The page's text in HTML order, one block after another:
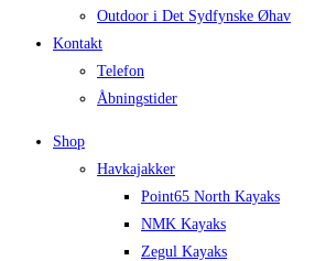
Outdoor i Det Sydfynske Øhav
Kontakt
Telefon
Åbningstider
Shop
Havkajakker
Point65 North Kayaks
NMK Kayaks
Zegul Kayaks